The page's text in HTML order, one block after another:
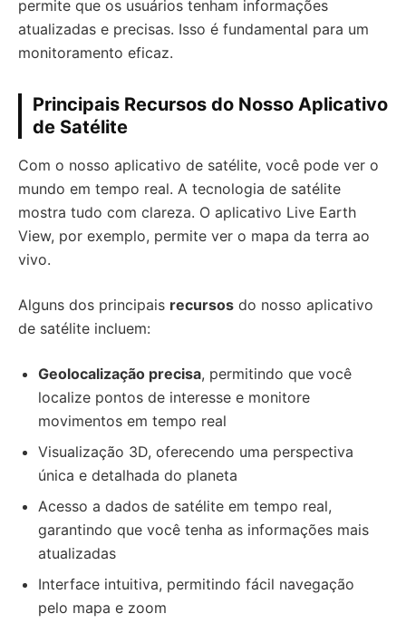
permite que os usuários tenham informações
atualizadas e precisas. Isso é fundamental para um
monitoramento eficaz.
Principais Recursos do Nosso Aplicativo
de Satélite
Com o nosso aplicativo de satélite, você pode ver o
mundo em tempo real. A tecnologia de satélite
mostra tudo com clareza. O aplicativo Live Earth
View, por exemplo, permite ver o mapa da terra ao
vivo.
Alguns dos principais recursos do nosso aplicativo
de satélite incluem:
Geolocalização precisa, permitindo que você
localize pontos de interesse e monitore
movimentos em tempo real
Visualização 3D, oferecendo uma perspectiva
única e detalhada do planeta
Acesso a dados de satélite em tempo real,
garantindo que você tenha as informações mais
atualizadas
Interface intuitiva, permitindo fácil navegação
pelo mapa e zoom